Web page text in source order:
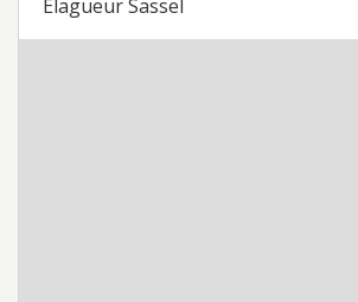
Elagueur Sassel